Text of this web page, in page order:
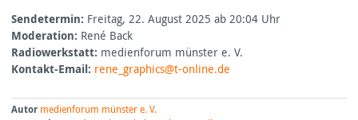
Sendetermin: Freitag, 22. August 2025 ab 20:04 Uhr
Moderation: René Back
Radiowerkstatt: medienforum münster e. V.
Kontakt-Email: rene_graphics@t-online.de
Autor medienforum münster e. V.